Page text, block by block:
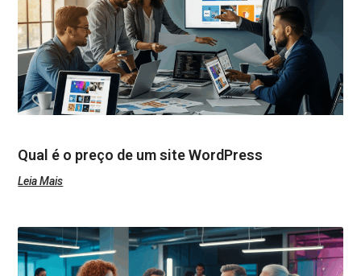
Qual é o preço de um site WordPress
Leia Mais